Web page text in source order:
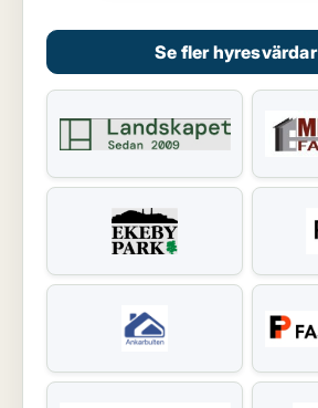
Se fler hyresvärdar